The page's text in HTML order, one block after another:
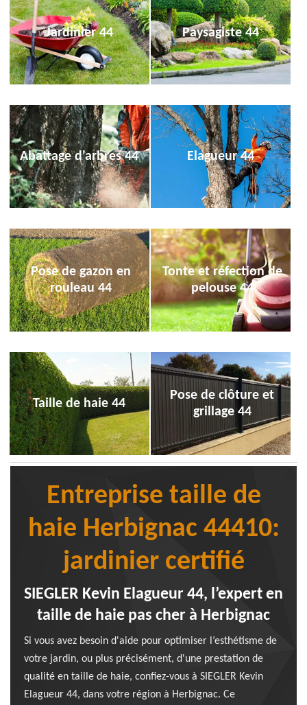
Jardinier 44 Paysagiste 44
Abattage d'arbres 44 Elagueur 44
Pose de gazon en
rouleau 44
Tonte et réfection de
pelouse 44
Taille de haie 44
Pose de clôture et
grillage 44
Entreprise taille de
haie Herbignac 44410:
jardinier certifié
SIEGLER Kevin Elagueur 44, l’expert en
taille de haie pas cher à Herbignac
Si vous avez besoin d'aide pour optimiser l’esthétisme de
votre jardin, ou plus précisément, d'une prestation de
qualité en taille de haie, confiez-vous à SIEGLER Kevin
Elagueur 44, dans votre région à Herbignac. Ce